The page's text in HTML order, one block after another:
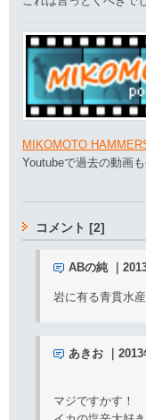
MIKOMOTO
Youtubeで過去の動画も
コメント [2]
ABの純 ｜
岩に有る青貫水
あきお ｜
マジですかす！